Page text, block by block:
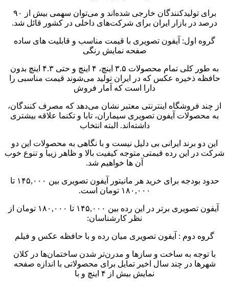
برای تولیدکنندگان خارجی شده‌اند و می‌توان سهمی بیش از ۹۰
درصد در بازار ایران برای شرکت‌های داخلی در کشور قائل شد.
گروه اول: آیفون تصویری با قیمت مناسب و قابلیت های ساده
صفحه نمایش رنگی
به طور کلی تمام محصولات ۳.۵ اینچ، ۴ اینچ و حتی ۴.۳ اینچ بدون
حافظه‌ ذخیره عکس که در ایران تولید می‌شوند قیمت مناسبی را
دارا است که آمار فروش
از چند فروشگاه اینترنتی معتبر نشان می‌دهد که مصرف کنندگان،
به محصولات آیفون تصویری سیماران، تابا و تکنما علاقه بیشتری
داشته‌اند. البته انتخاب
این دو برند ایرانی بی دلیل نیست و با نگاهی به محصولات این دو
شرکت در این رده قیمتی متوجه کیفیت بالا و ظاهر زیبا و تنوع خوب
آن ها خواهیم شد.
حدود بودجه برای خرید هر مانیتور آیفون تصویری بین ۱۴۵,۰۰۰ تا
۱۸۰,۰۰۰ تومان است.
آیفون تصویری برتر در این رده بین ۱۴۵,۰۰۰ تا ۱۸۰,۰۰۰ تومان از
نظر کارشناسان:
گروه دوم : آیفون تصویری میان رده و با حافظه عکس و فیلم
با توجه به ساخت و سازها و مدرن‌تر شدن ساختمان‌ها در کلان
شهرها در چند سال اخیر تمایل برای محصولاتی با اندازه صفحه
نمایش بیش از ۴ اینچ و با